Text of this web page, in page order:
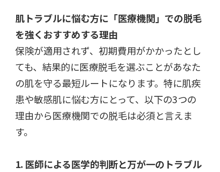
肌トラブルに悩む方に「医療機関」での脱毛
を強くおすすめする理由
保険が適用されず、初期費用がかかったとし
ても、結果的に医療脱毛を選ぶことがあなた
の肌を守る最短ルートになります。特に肌疾
患や敏感肌に悩む方にとって、以下の3つの
理由から医療機関での脱毛は必須と言えま
す。
1. 医師による医学的判断と万が一のトラブル